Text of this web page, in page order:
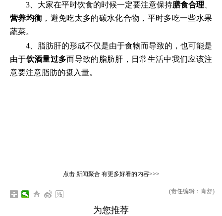
3、大家在平时饮食的时候一定要注意保持膳食合理
营养均衡 ，避免吃太多的碳水化合物，平时多吃一些水果
蔬菜。
4、脂肪肝的形成不仅是由于食物而导致的，也可能是
由于饮酒量过多而导致的脂肪肝，日常生活中我们应该注
意要注意脂肪的摄入量。
点击 新闻聚合有更多好看的内容>>>
(责任编辑：肖舒)
为您推荐